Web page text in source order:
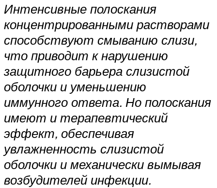
Интенсивные полоскания
концентрированными растворами
способствуют смыванию слизи,
что приводит к нарушению
защитного барьера слизистой
оболочки и уменьшению
иммунного ответа. Но полоскания
имеют и терапевтический
эффект, обеспечивая
увлажненность слизистой
оболочки и механически вымывая
возбудителей инфекции.